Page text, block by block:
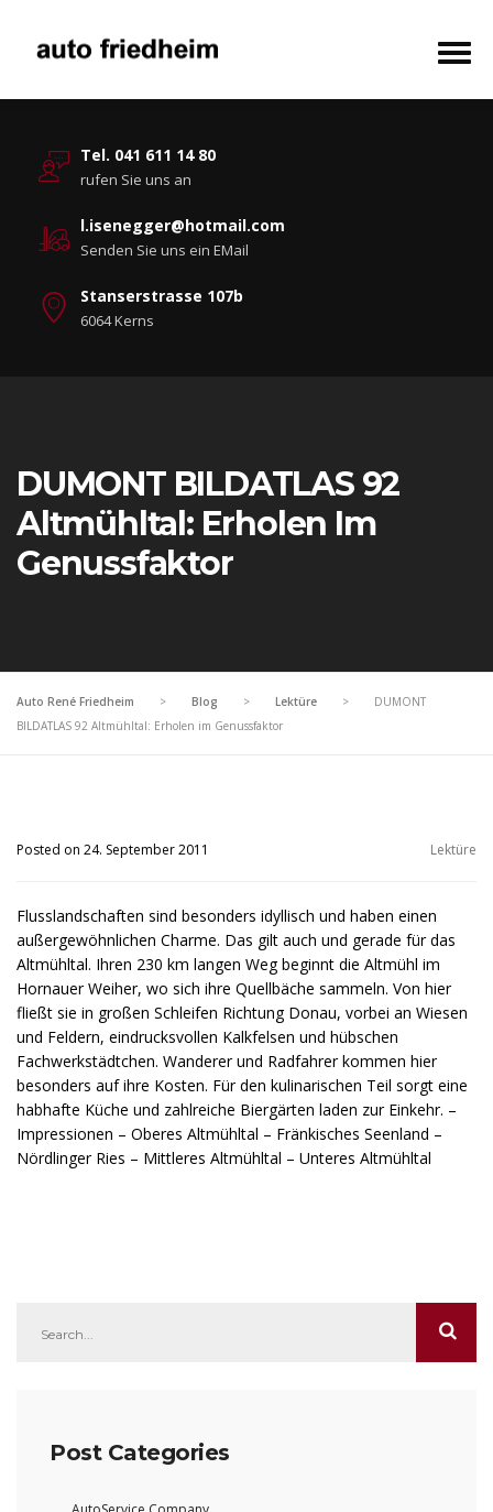
Tel. 041 611 14 80
rufen Sie uns an
l.isenegger@hotmail.com
Senden Sie uns ein EMail
Stanserstrasse 107b
6064 Kerns
DUMONT BILDATLAS 92
Altmühltal: Erholen Im
Genussfaktor
Auto René Friedheim > Blog > Lektüre >
DUMONT
BILDATLAS 92 Altmühltal: Erholen im Genussfaktor
Posted on 24. September 2011 Lektüre
Flusslandschaften sind besonders idyllisch und haben einen
außergewöhnlichen Charme. Das gilt auch und gerade für das
Altmühltal. Ihren 230 km langen Weg beginnt die Altmühl im
Hornauer Weiher, wo sich ihre Quellbäche sammeln. Von hier
fließt sie in großen Schleifen Richtung Donau, vorbei an Wiesen
und Feldern, eindrucksvollen Kalkfelsen und hübschen
Fachwerkstädtchen. Wanderer und Radfahrer kommen hier
besonders auf ihre Kosten. Für den kulinarischen Teil sorgt eine
habhafte Küche und zahlreiche Biergärten laden zur Einkehr. –
Impressionen – Oberes Altmühltal – Fränkisches Seenland –
Nördlinger Ries – Mittleres Altmühltal – Unteres Altmühltal
Post Categories